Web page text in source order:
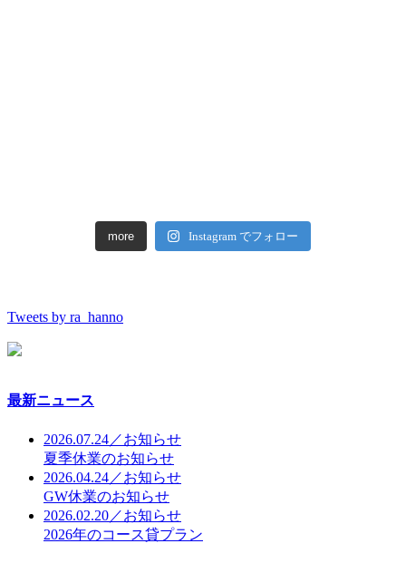
more Instagram でフォロー
Tweets by ra_hanno
最新ニュース
2026.07.24／お知らせ
夏季休業のお知らせ
2026.04.24／お知らせ
GW休業のお知らせ
2026.02.20／お知らせ
2026年のコース貸プラン